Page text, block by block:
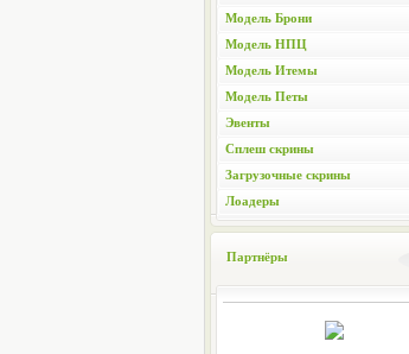
Модель Брони
Модель НПЦ
Модель Итемы
Модель Петы
Эвенты
Сплеш скрины
Загрузочные скрины
Лоадеры
Партнёры